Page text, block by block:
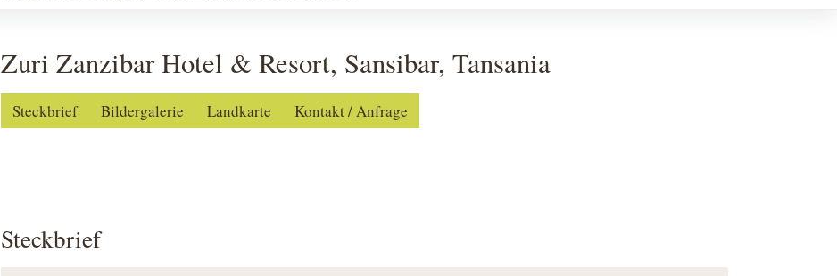
Zuri Zanzibar Hotel & Resort, Sansibar, Tansania
Steckbrief Bildergalerie Landkarte Kontakt / Anfrage
Steckbrief